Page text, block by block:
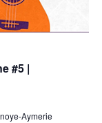
#5 |
Aymerie